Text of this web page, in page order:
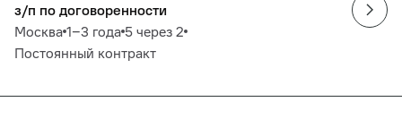
з/п по договоренности
Москва 1‒3 года 5 через 2
Постоянный контракт